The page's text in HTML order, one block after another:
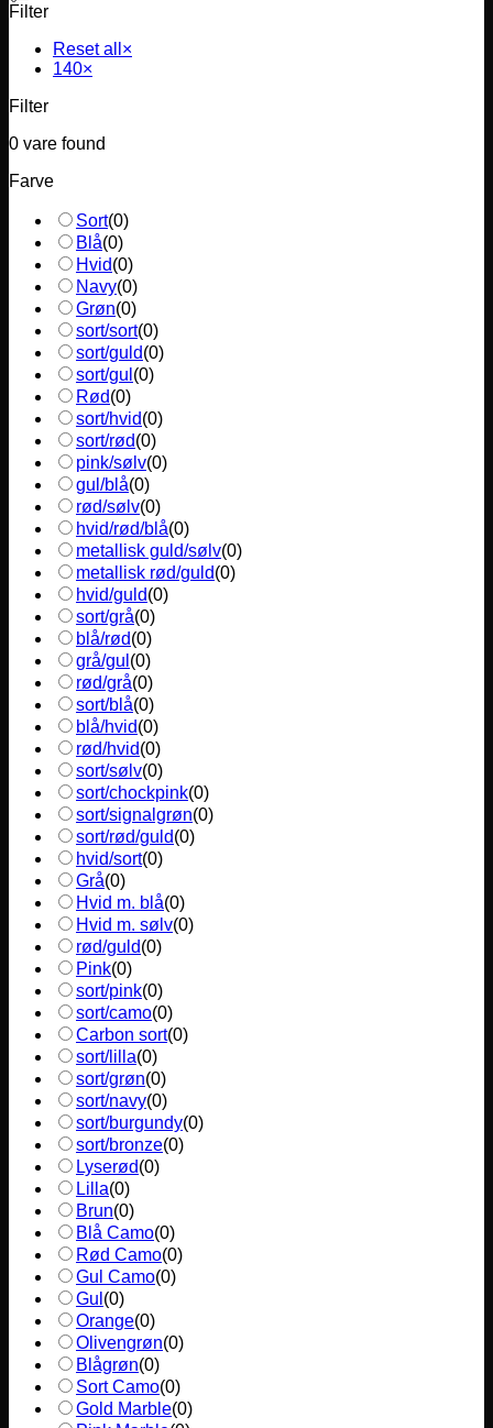
Filter
Reset all ×
140×
Filter
0 vare found
Farve
Sort(0)
Blå(0)
Hvid(0)
Navy(0)
Grøn(0)
sort/sort(0)
sort/guld(0)
sort/gul (0)
Rød(0)
sort/hvid(0)
sort/rød(0)
pink/sølv(0)
gul/blå(0)
rød/sølv(0)
hvid/rød/blå(0)
metallisk guld/sølv(0)
metallisk rød/guld(0)
hvid/guld(0)
sort/grå(0)
blå/rød(0)
grå/gul (0)
rød/grå(0)
sort/blå(0)
blå/hvid(0)
rød/hvid(0)
sort/sølv(0)
sort/chockpink(0)
sort/signalgrøn(0)
sort/rød/guld(0)
hvid/sort(0)
Grå(0)
Hvid m. blå(0)
Hvid m. sølv(0)
rød/guld(0)
Pink(0)
sort/pink(0)
sort/camo(0)
Carbon sort(0)
sort/lilla(0)
sort/grøn(0)
sort/navy(0)
sort/burgundy(0)
sort/bronze(0)
Lyserød(0)
Lilla(0)
Brun(0)
Blå Camo(0)
Rød Camo(0)
Gul Camo(0)
Gul (0)
Orange(0)
Olivengrøn(0)
Blågrøn(0)
Sort Camo(0)
Gold Marble(0)